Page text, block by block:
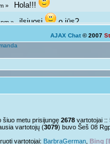
» Hola!!!
pm »ilsiuosi o jūs?
Ką veikiat?
pm »galima ir atsipalaiduoti
pm »
»
pm » Nelabai..
pm » o tu? Juk irgi
AJAX Chat © 2007
šiuo metu prisijungę 2678 vartotojai ::
vartotojų (3079) buvo Šeš 08
vartotojai: BarbraGerman Bing